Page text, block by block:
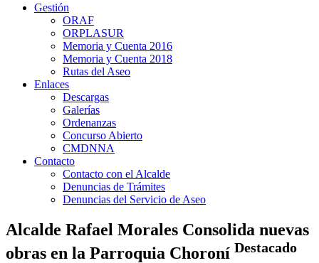
Gestión
ORAF
ORPLASUR
Memoria y Cuenta 2016
Memoria y Cuenta 2018
Rutas del Aseo
Enlaces
Descargas
Galerías
Ordenanzas
Concurso Abierto
CMDNNA
Contacto
Contacto con el Alcalde
Denuncias de Trámites
Denuncias del Servicio de Aseo
Alcalde Rafael Morales Consolida nuevas
obras en la Parroquia Choroní Destacado